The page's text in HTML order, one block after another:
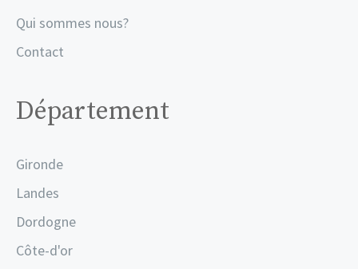
Qui sommes nous?
Contact
Département
Gironde
Landes
Dordogne
Côte-d'or